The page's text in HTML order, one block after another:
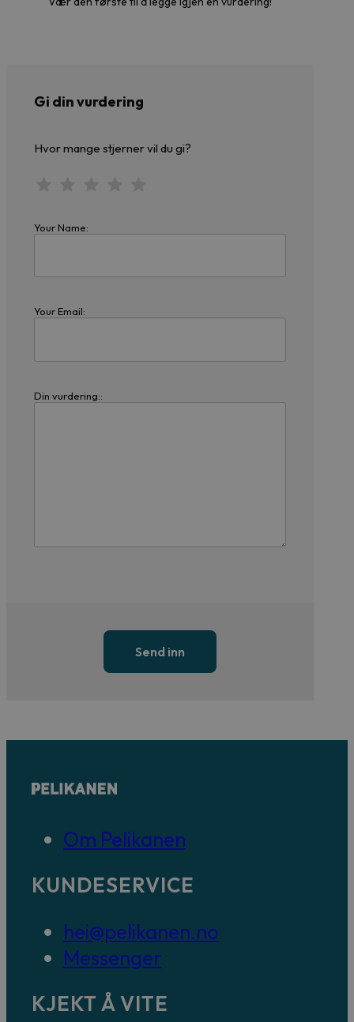
Gi din vurdering
Hvor mange stjerner vil du gi?
Your Name:
Your Email:
Din vurdering::
Send inn
Om Pelikanen
KUNDESERVICE
hei@pelikanen.no
Messenger
KJEKT Å VITE